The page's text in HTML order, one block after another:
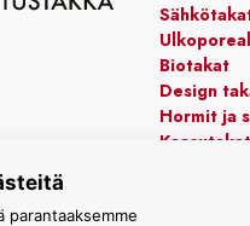
Biotakat
Design
Hormit ja
Kaasutakat
parantaaksemme